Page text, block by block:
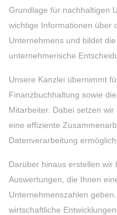
Grundlage für nachhaltigen
wichtige Informationen über
Unternehmens und bildet
unternehmerische
Unsere Kanzlei übernimmt
Finanzbuchhaltung sowie
Mitarbeiter. Dabei setzen
eine effiziente
Datenverarbeitung
Darüber hinaus erstellen wir
Auswertungen, die Ihnen
Unternehmenszahlen
wirtschaftliche